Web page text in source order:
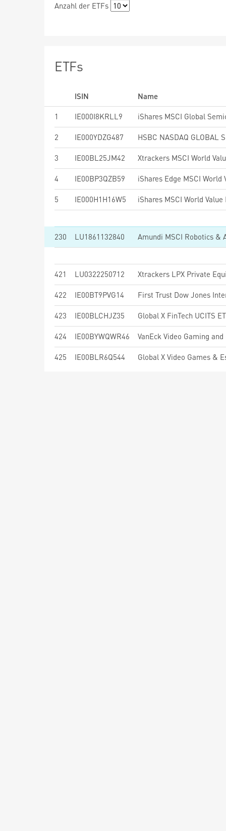
Anzahl der ETFs
ETFs
ISIN
Name
1
IE000I8KRLL9
2 IE000YDZG487
3 IE00BL25JM42 Xtrackers MSCI World
4 IE00BP3QZB59
5 IE000H1H16W5
230 LU1861132840 Amundi MSCI Robotics &
421 LU0322250712 Xtrackers LPX Private
422 IE00BT9PVG14
423 IE00BLCHJZ35 Global X FinTech UCITS
424 IE00BYWQWR46 VanEck Video Gaming
425 IE00BLR6Q544 Global X Video Games &